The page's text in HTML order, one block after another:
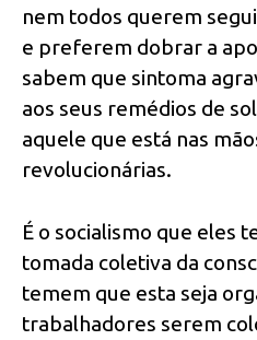
nem todos querem
e preferem dobrar a
sabem que sintoma
aos seus remédios de
aquele que está nas
revolucionárias.
É o socialismo que eles
tomada coletiva da
temem que esta seja
trabalhadores serem